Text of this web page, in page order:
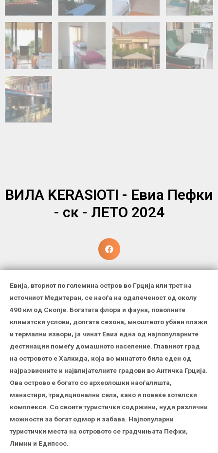
ВИЛА KERASIOTI - Евиа Пефки
- ск - ЛЕТО 2024
Eвија, вториот по големина остров во Грција или трет на
источниот Медитеран, се наоѓа на одалеченост од околу
490 км од Скопје. Богатата флора и фауна, поволните
климатски услови, долгата сезона, мноштвото убави плажи
и термални извори, ја чинат Евиа една од најпопуларните
дестинации помеѓу домашното население. Главниот град
на островото е Халкида, која во минатото била еден од
најразвиените и највлијателните градови во Античка Грција.
Ова острово е богато со археолошки наоѓалишта,
манастири, традиционални села, како и повеќе хотелски
комплекси. Со своите туристички содржини, нуди различни
можности за богат одмор и забава. Најпопуларни
туристички места на островото се градчињата Пефки,
Лимни и Едипсос.